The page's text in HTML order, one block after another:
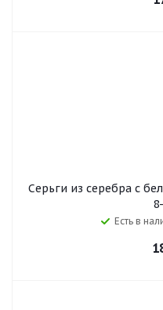
Серьги из серебра c
Есть в